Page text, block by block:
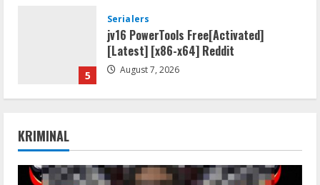
5
Serialers
jv16 PowerTools Free[Activated]
[Latest] [x86-x64] Reddit
August 7, 2026
1 August 8, 2026
KRIMINAL